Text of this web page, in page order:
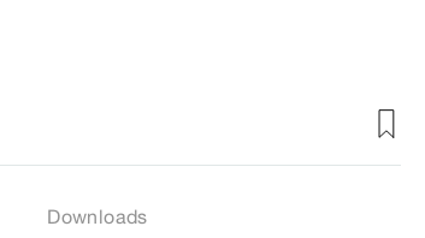
Downloads